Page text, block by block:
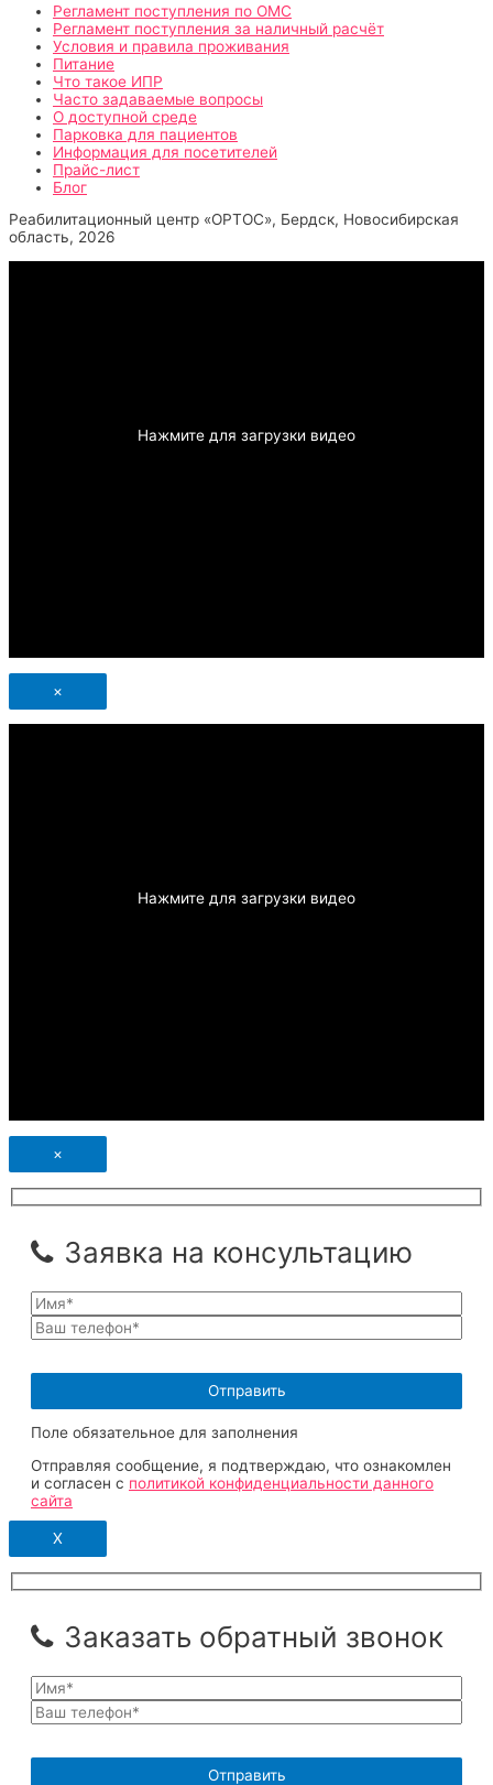
Регламент поступления по ОМС
Регламент поступления за наличный расчёт
Условия и правила проживания
Питание
Что такое ИПР
Часто задаваемые вопросы
О доступной среде
Парковка для пациентов
Информация для посетителей
Прайс-лист
Блог
Реабилитационный центр «ОРТОС», Бердск, Новосибирская
область, 2026
Нажмите для загрузки видео
×
Нажмите для загрузки видео
×
Заявка на консультацию
Поле обязательное для заполнения
Отправляя сообщение, я подтверждаю, что ознакомлен
и согласен с политикой конфиденциальности данного
сайта
X
Заказать обратный звонок